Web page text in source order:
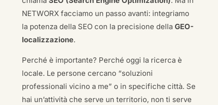
NETWORX facciamo un passo avanti: integriamo
la potenza della SEO con la precisione della GEO-
localizzazione.
Perché è importante? Perché oggi la ricerca è
locale. Le persone cercano “soluzioni
professionali vicino a me” o in specifiche città. Se
hai un’attività che serve un territorio, non ti serve